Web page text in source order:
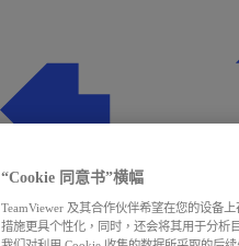
“Cookie 同意书”横幅
TeamViewer 及其合作伙伴希望在您的设备
措施更具个性化，同时，还会将其用于分析